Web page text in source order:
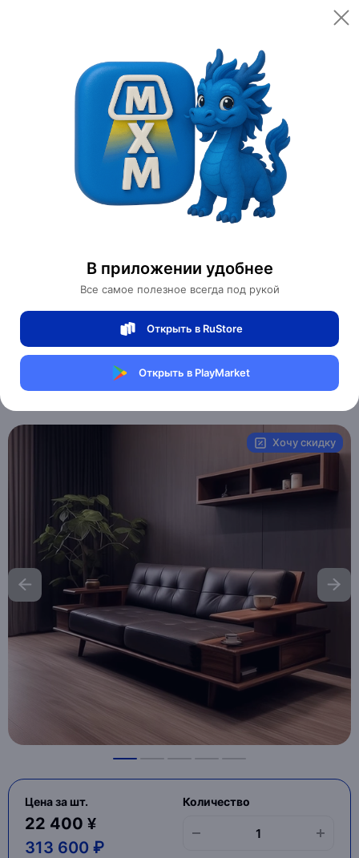
В приложении удобнее
Все самое полезное всегда под рукой
Открыть в RuStore
Открыть в PlayMarket
Открыть
Категории
Мебель для дома и офиса
Мебель для дома
Диван
Прямой диван Alice темный орех, кожа,
240*85*75 см
0 отзывов
Хочу скидку
Цена за шт.
22 400 ¥
313 600 ₽
Количество